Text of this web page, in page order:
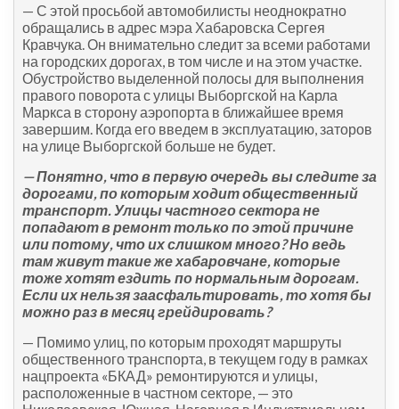
— С этой просьбой автомобилисты неоднократно
обращались в адрес мэра Хабаровска Сергея
Кравчука. Он внимательно следит за всеми работами
на городских дорогах, в том числе и на этом участке.
Обустройство выделенной полосы для выполнения
правого поворота с улицы Выборгской на Карла
Маркса в сторону аэропорта в ближайшее время
завершим. Когда его введем в эксплуатацию, заторов
на улице Выборгской больше не будет.
— Понятно, что в первую очередь вы следите за
дорогами, по которым ходит общественный
транспорт. Улицы частного сектора не
попадают в ремонт только по этой причине
или потому, что их слишком много? Но ведь
там живут такие же хабаровчане, которые
тоже хотят ездить по нормальным дорогам.
Если их нельзя заасфальтировать, то хотя бы
можно раз в месяц грейдировать?
— Помимо улиц, по которым проходят маршруты
общественного транспорта, в текущем году в рамках
нацпроекта «БКАД» ремонтируются и улицы,
расположенные в частном секторе, — это